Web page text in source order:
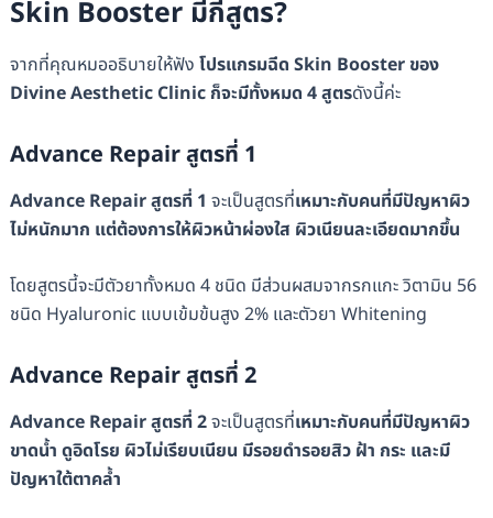
Skin Booster มีกี่สูตร?
จากที่คุณหมออธิบายให้ฟัง โปรแกรมฉีด Skin Booster ของ
Divine Aesthetic Clinic ก็จะมีทั้งหมด 4 สูตรดังนี้ค่ะ
Advance Repair สูตรที่ 1
Advance Repair สูตรที่ 1 จะเป็นสูตรที่เหมาะกับคนที่มีปัญหาผิว
ไม่หนักมาก แต่ต้องการให้ผิวหน้าผ่องใส ผิวเนียนละเอียดมากขึ้น
โดยสูตรนี้จะมีตัวยาทั้งหมด 4 ชนิด มีส่วนผสมจากรกแกะ วิตามิน 56
ชนิด Hyaluronic​ แบบเข้มข้นสูง 2% และตัวยา Whitening
Advance Repair สูตรที่ 2
Advance Repair สูตรที่ 2จะเป็นสูตรที่เหมาะกับคนที่มีปัญหาผิว
ขาดน้ำ ดูอิดโรย ผิวไม่เรียบเนียน มีรอยดำรอยสิว ฝ้า กระ และมี
ปัญหาใต้ตาคล้ำ